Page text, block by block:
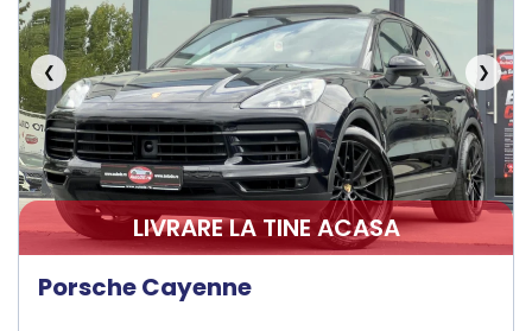
❮ ❯
LIVRARE LA TINE ACASA
Porsche Cayenne